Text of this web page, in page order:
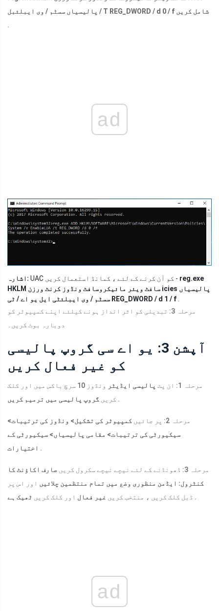
پالیسیاں سسٹم / وی ایبلئبل / T REG_DWORD / d 0 / f شامل کریں
.
ad
اشارہ: UAC کو آن کرنے کے لئے ، کمانڈ استعمال کریں - reg.exe
HKLM سافٹ ویئر مائیکروسافٹ ونڈوز کرنٹ ورزن icies پالیسیاں
سسٹم / وی ایبلئٹی ایل یو اے / ٹی REG_DWORD / d 1 / f
مرحلہ 3: تبدیلی کو اثر انداز ہونے کیلئے اپنے کمپیوٹر کو
دوبارہ بوٹ کریں۔
آپشن 3: یو اے سی گروپ پالیسی
کو غیر فعال کریں
مرحلہ 1: ان پٹ پالیسی ایڈیٹر
ونڈوز 10 سرچ باکس میں اور کلک
کریں گروپ پالیسی میں ترمیم کریں .
مرحلہ 2: پر جائیں
کمپیوٹر کی تشکیل> ونڈوز کی ترتیبات>
سیکیورٹی کی ترتیبات> مقامی پالیسیاں> سیکیورٹی کے
اختیارات .
مرحلہ 3: ڈھونڈنے کے لئے نیچے نیچے سکرول کریں
صارف اکاؤنٹ کا
کنٹرول: ایڈمن منظوری وضع میں تمام منتظمین چلائیں اور اس پر
ڈبل کلک کریں ، منتخب کریں غیر فعال اور کلک کریں ٹھیک ہے .
ad